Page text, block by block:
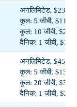
अनलिमिटेड, $23.00
कुल: 5 जीबी, $11.50
कुल: 10 जीबी,
दैनिक: 1 जीबी,
अनलिमिटेड, $45.00
कुल: 5 जीबी, $13.00
कुल: 20 जीबी,
दैनिक: 1 जीबी,